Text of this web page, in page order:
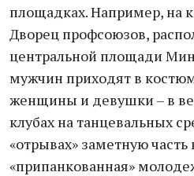
площадках. Например, на
Дворец профсоюзов,
центральной площади
мужчин приходят в
женщины и девушки – в
клубах на танцевальных
«отрывах» заметную часть
«припанкованная»